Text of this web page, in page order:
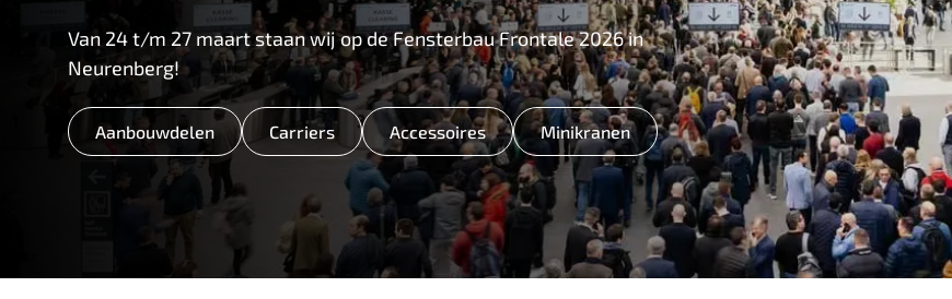
Van 24 t/m 27 maart staan wij op de Fensterbau Frontale 2026 in
Neurenberg!
Aanbouwdelen Carriers Accessoires Minikranen